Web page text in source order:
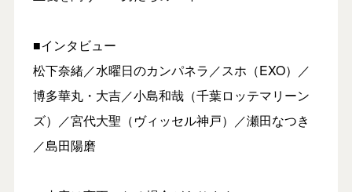
■インタビュー
松下奈緒／水曜日のカンパネラ／スホ（EXO）／
博多華丸・大吉／小島和哉（千葉ロッテマリーン
ズ）／宮代大聖（ヴィッセル神戸）／瀬田なつき
／島田陽磨